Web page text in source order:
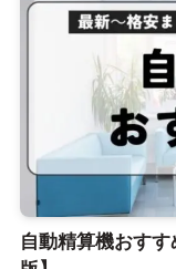
自動精算機おす